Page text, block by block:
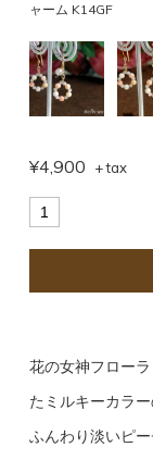
ャーム K14GF
¥4,900 + tax
花の女神フロー
たミルキーカラー
ふんわり淡いピ